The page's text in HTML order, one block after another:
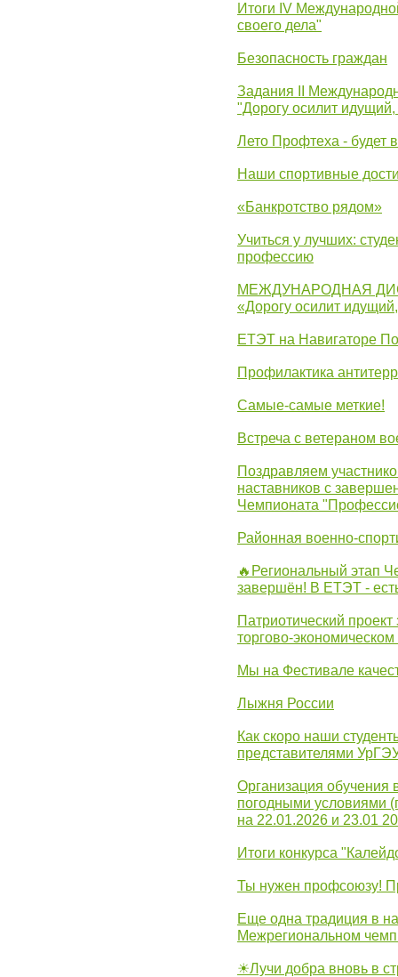
Итоги IV
своего дела"
Безопасность граждан
Задания II
"Дорогу осилит
Лето Профтеха - будет
Наши спортивные
«Банкротство рядом»
Учиться у лучших:
профессию
МЕЖДУНАРОДНАЯ
«Дорогу осилит
ЕТЭТ на Навигаторе
Профилактика
Самые-самые меткие!
Встреча с ветераном
Поздравляем
наставников с
Чемпионата
Районная военно-
🔥Региональный этап
завершён! В ЕТЭТ -
Патриотический
торгово-
Мы на Фестивале
Лыжня России
Как скоро наши
представителями
Организация обучения
погодными условиями
на 22.01.2026 и 23.01
Итоги конкурса
Ты нужен профсоюзу!
Еще одна традиция в
Межрегиональном
☀Лучи добра вновь в